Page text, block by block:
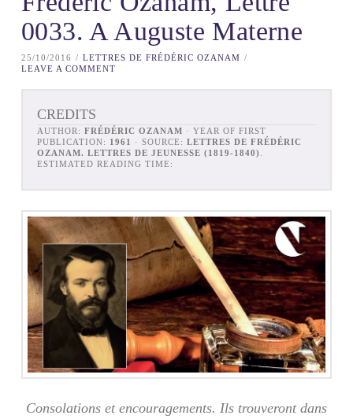
0033. A Auguste Materne
25/10/2016
LETTRES DE FRÉDÉRIC OZANAM
LEAVE A COMMENT
CREDITS
AUTHOR: FRÉDÉRIC OZANAM
PUBLICATION: 1961 · SOURCE: LETTRES DE FRÉDÉRIC
OZANAM. LETTRES DE JEUNESSE (1819-1840)
ESTIMATED READING TIME:
Consolations et encouragements. Ils trouveront dans